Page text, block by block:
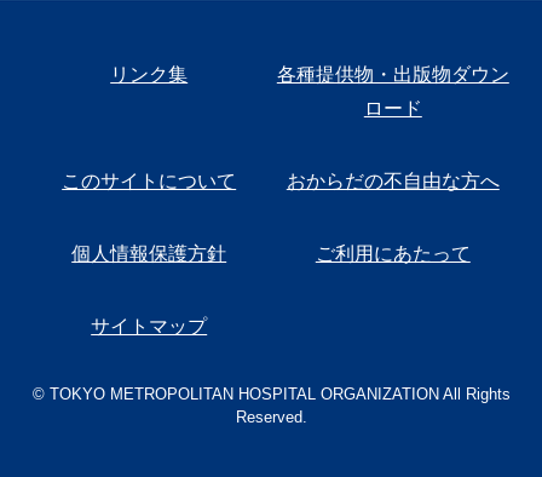
リンク集
各種提供物・出版物ダウン
ロード
このサイトについて おからだの不自由な方へ
個人情報保護方針 ご利用にあたって
サイトマップ
© TOKYO METROPOLITAN HOSPITAL ORGANIZATION All Rights
Reserved.